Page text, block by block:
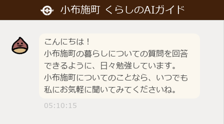
小布施町 くらしのAIガイド
個人情報保護のため特定の名前や連絡先は入
力しないでください。
こんにちは！
小布施町の暮らしについての質問を回答
できるように、日々勉強しています。
小布施町についてのことなら、いつでも
私にお気軽に聞いてみてくださいね。
05:10:15